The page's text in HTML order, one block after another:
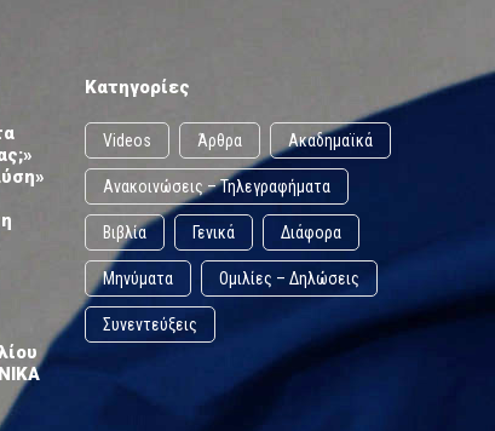
Κατηγορίες
Videos Άρθρα Ακαδημαϊκά
Ανακοινώσεις – Τηλεγραφήματα
Βιβλία Γενικά Διάφορα
Μηνύματα Ομιλίες – Δηλώσεις
Συνεντεύξεις